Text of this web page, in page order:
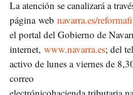
La atención se canalizará a
página web navarra.es/
el portal del Gobierno de
internet, www.navarra.es; del
activo de lunes a viernes de
correo